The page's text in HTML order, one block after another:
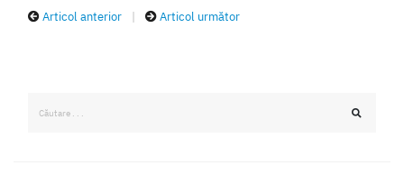
Articol anterior Articol următor